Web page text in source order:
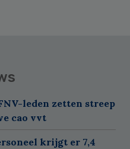
leden zetten streep
cao vvt
krijgt er 7,4